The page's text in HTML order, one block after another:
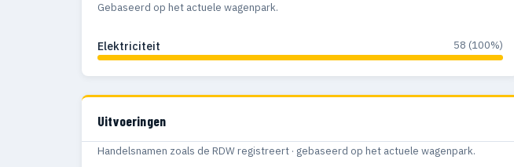
Gebaseerd op het actuele wagenpark.
Elektriciteit 58 (100%)
Uitvoeringen
Handelsnamen zoals de RDW registreert · gebaseerd op het actuele wagenpark.